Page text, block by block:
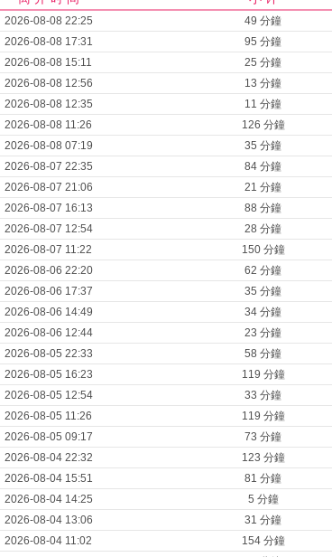
2026-08-08 22:25
49 分鐘
2026-08-08 17:31
95 分鐘
2026-08-08 15:11
25 分鐘
2026-08-08 12:56
13 分鐘
2026-08-08 12:35
11 分鐘
2026-08-08 11:26
126 分鐘
2026-08-08 07:19
35 分鐘
2026-08-07 22:35
84 分鐘
2026-08-07 21:06
21 分鐘
2026-08-07 16:13
88 分鐘
2026-08-07 12:54
28 分鐘
2026-08-07 11:22
150 分鐘
2026-08-06 22:20
62 分鐘
2026-08-06 17:37
35 分鐘
2026-08-06 14:49
34 分鐘
2026-08-06 12:44
23 分鐘
2026-08-05 22:33
58 分鐘
2026-08-05 16:23
119 分鐘
2026-08-05 12:54
33 分鐘
2026-08-05 11:26
119 分鐘
2026-08-05 09:17
73 分鐘
2026-08-04 22:32
123 分鐘
2026-08-04 15:51
81 分鐘
2026-08-04 14:25
5 分鐘
2026-08-04 13:06
31 分鐘
2026-08-04 11:02
154 分鐘